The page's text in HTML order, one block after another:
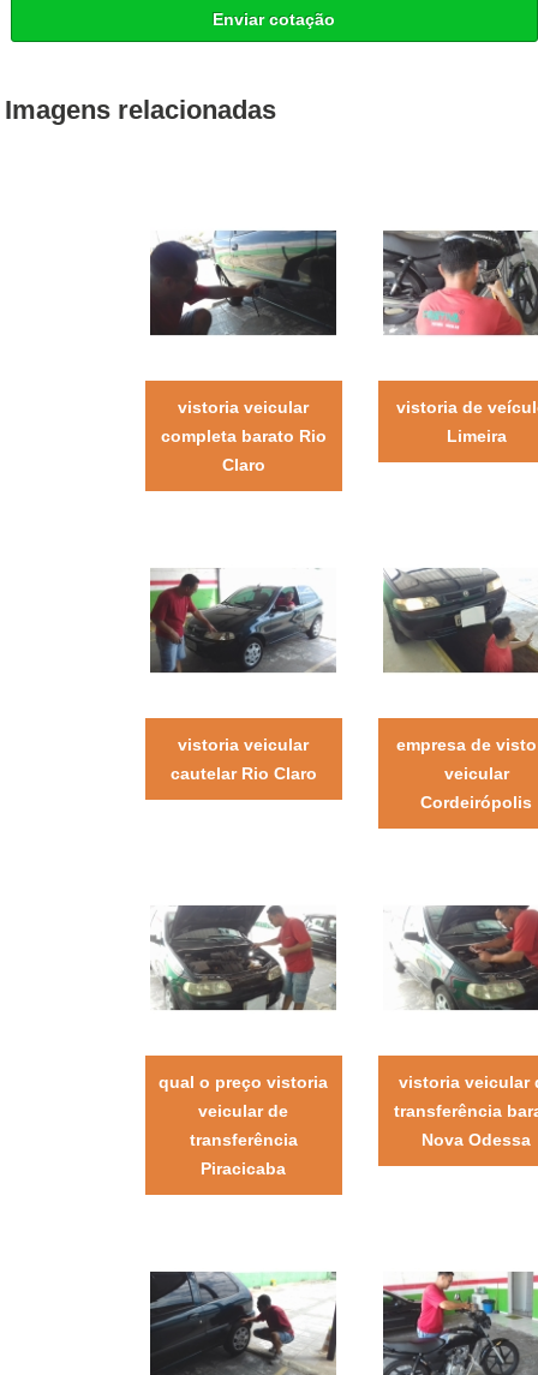
Enviar cotação
Imagens relacionadas
vistoria veicular
completa barato Rio
Claro
vistoria de
Limeira
vistoria veicular
cautelar Rio Claro
empresa de
veicular
Cordeirópolis
qual o preço vistoria
veicular de
transferência
Piracicaba
vistoria veicular
transferência
Nova Odessa